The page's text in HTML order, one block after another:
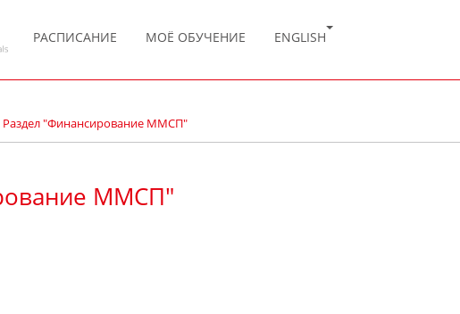
РАСПИСАНИЕ МОЁ ОБУЧЕНИЕ ENGLISH
Раздел "Финансирование ММСП"
ММСП"